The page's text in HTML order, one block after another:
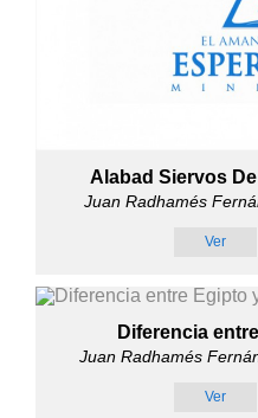
Alabad Siervos
Juan Radhamés
Ver
Diferencia
Juan Radhamés
Ver